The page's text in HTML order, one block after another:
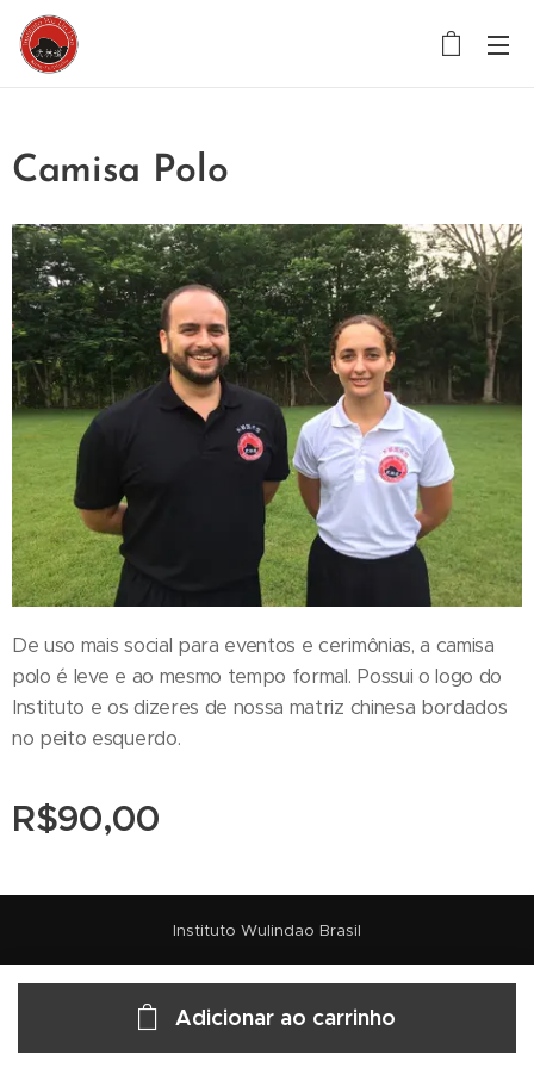
Camisa Polo
De uso mais social para eventos e cerimônias, a camisa
polo é leve e ao mesmo tempo formal. Possui o logo do
Instituto e os dizeres de nossa matriz chinesa bordados
no peito esquerdo.
R$90,00
Adicionar ao carrinho
Instituto Wulindao Brasil